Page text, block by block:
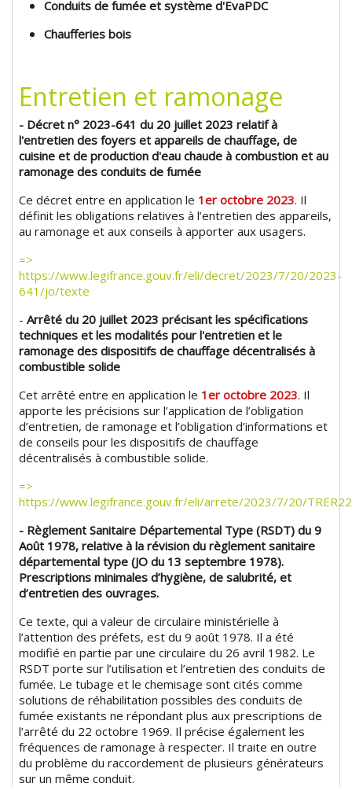
Conduits de fumée et système d'EvaPDC
Chaufferies bois
Entretien et ramonage
- Décret n° 2023-641 du 20 juillet 2023 relatif à
l'entretien des foyers et appareils de chauffage, de
cuisine et de production d'eau chaude à combustion et au
ramonage des conduits de fumée
Ce décret entre en application le 1er octobre 2023. Il
définit les obligations relatives à l’entretien des appareils,
au ramonage et aux conseils à apporter aux usagers.
=>
https://www.legifrance.gouv.fr/eli/decret/2023/7/20/2023-
641/jo/texte
-Arrêté du 20 juillet 2023 précisant les spécifications
techniques et les modalités pour l'entretien et le
ramonage des dispositifs de chauffage décentralisés à
combustible solide
Cet arrêté entre en application le 1er octobre 2023. Il
apporte les précisions sur l’application de l’obligation
d’entretien, de ramonage et l’obligation d’informations et
de conseils pour les dispositifs de chauffage
décentralisés à combustible solide.
=>
https://www.legifrance.gouv.fr/eli/arrete/2023/7/20/
- Règlement Sanitaire Départemental Type (RSDT) du 9
Août 1978, relative à la révision du règlement sanitaire
départemental type (JO du 13 septembre 1978).
Prescriptions minimales d’hygiène, de salubrité, et
d’entretien des ouvrages.
Ce texte, qui a valeur de circulaire ministérielle à
l’attention des préfets, est du 9 août 1978. Il a été
modifié en partie par une circulaire du 26 avril 1982. Le
RSDT porte sur l’utilisation et l’entretien des conduits de
fumée. Le tubage et le chemisage sont cités comme
solutions de réhabilitation possibles des conduits de
fumée existants ne répondant plus aux prescriptions de
l’arrêté du 22 octobre 1969. Il précise également les
fréquences de ramonage à respecter. Il traite en outre
du problème du raccordement de plusieurs générateurs
sur un même conduit.